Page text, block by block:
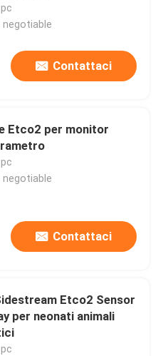
negotiable
Contattaci
Etco2 per monitor
negotiable
Contattaci
Etco2 Sensor
per neonati animali